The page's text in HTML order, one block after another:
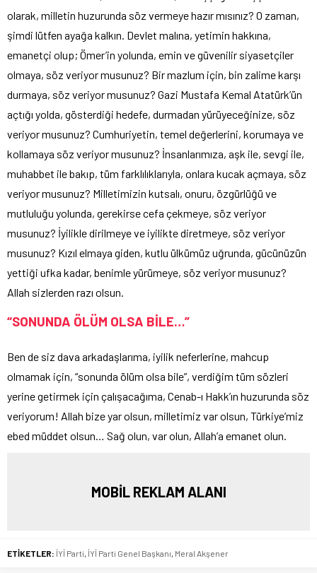
olarak, milletin huzurunda söz vermeye hazır mısınız? O zaman,
şimdi lütfen ayağa kalkın. Devlet malına, yetimin hakkına,
emanetçi olup; Ömer’in yolunda, emin ve güvenilir siyasetçiler
olmaya, söz veriyor musunuz? Bir mazlum için, bin zalime karşı
durmaya, söz veriyor musunuz? Gazi Mustafa Kemal Atatürk’ün
açtığı yolda, gösterdiği hedefe, durmadan yürüyeceğinize, söz
veriyor musunuz? Cumhuriyetin, temel değerlerini, korumaya ve
kollamaya söz veriyor musunuz? İnsanlarımıza, aşk ile, sevgi ile,
muhabbet ile bakıp, tüm farklılıklarıyla, onlara kucak açmaya, söz
veriyor musunuz? Milletimizin kutsalı, onuru, özgürlüğü ve
mutluluğu yolunda, gerekirse cefa çekmeye, söz veriyor
musunuz? İyilikle dirilmeye ve iyilikte diretmeye, söz veriyor
musunuz? Kızıl elmaya giden, kutlu ülkümüz uğrunda, gücünüzün
yettiği ufka kadar, benimle yürümeye, söz veriyor musunuz?
Allah sizlerden razı olsun.
“SONUNDA ÖLÜM OLSA BİLE…”
Ben de siz dava arkadaşlarıma, iyilik neferlerine, mahcup
olmamak için, “sonunda ölüm olsa bile”, verdiğim tüm sözleri
yerine getirmek için çalışacağıma, Cenab-ı Hakk’ın huzurunda söz
veriyorum! Allah bize yar olsun, milletimiz var olsun, Türkiye’miz
ebed müddet olsun… Sağ olun, var olun, Allah’a emanet olun.
MOBİL REKLAM ALANI
ETİKETLER: İYİ Parti İYİ Parti Genel Başkanı Meral Akşener